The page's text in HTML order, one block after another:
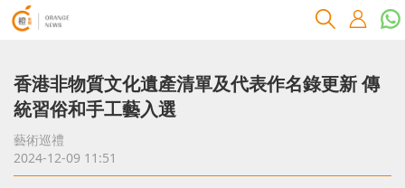
香港非物質文化遺產清單及代表作名錄更新 傳
統習俗和手工藝入選
藝術巡禮
2024-12-09 11:51